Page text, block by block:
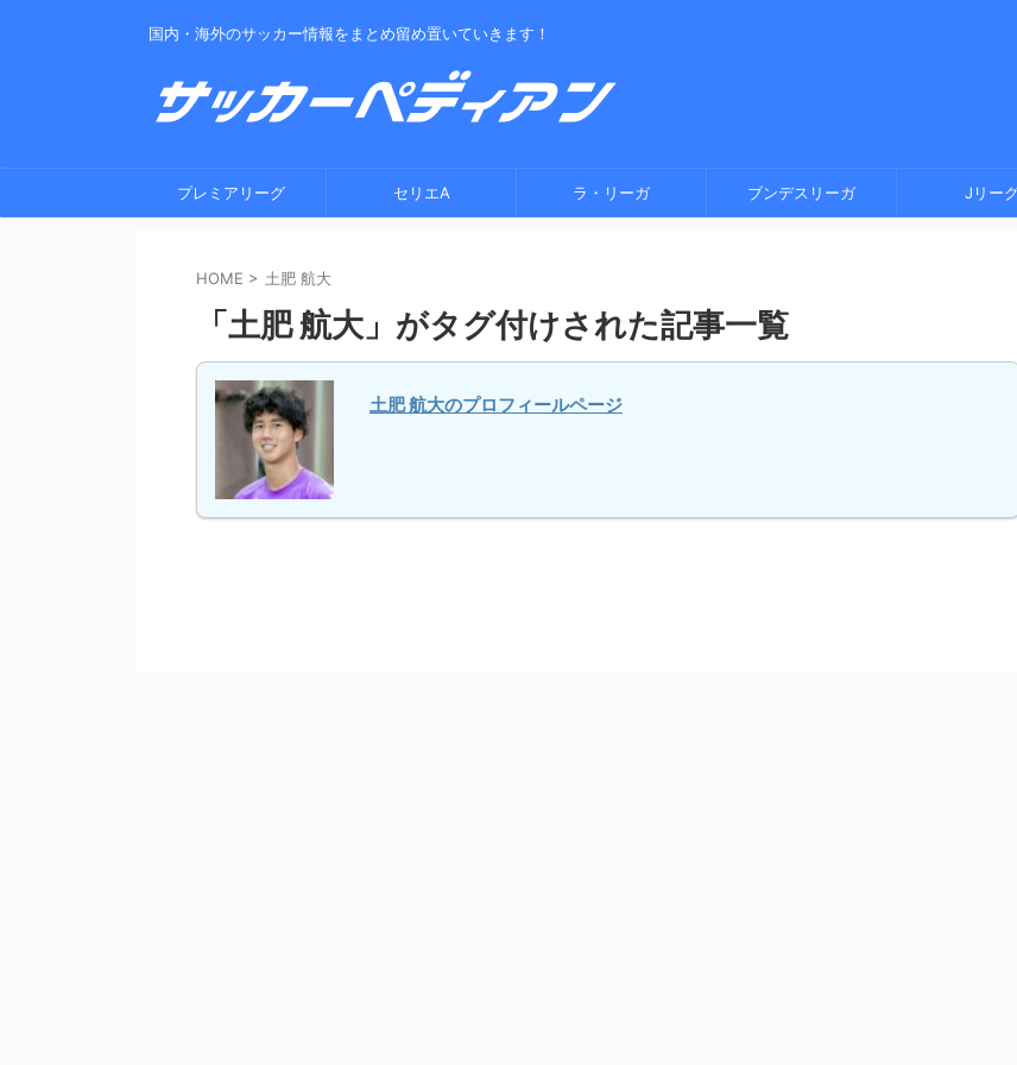
国内・海外のサッカー情報をまとめ留め置いていきます！
プレミアリーグ セリエA ラ・リーガ ブンデスリーガ Jリー
HOME > 土肥 航大
「土肥 航大」がタグ付けされた記事一覧
土肥 航大のプロフィールページ